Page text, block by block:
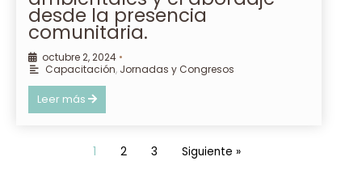
desde la presencia
comunitaria.
octubre 2, 2024 •
Capacitación, Jornadas y Congresos
Leer más
1 2 3 Siguiente »